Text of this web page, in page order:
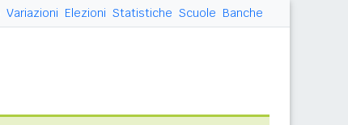
Variazioni Elezioni Statistiche Scuole Banche